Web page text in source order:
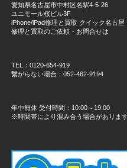
愛知県名古屋市中村区名駅4-5-26
ユニモール桜ビル3F
iPhone/iPad修理と買取 クイック名古屋
修理と買取のご依頼・お問合せは
TEL：0120-654-919
繋がらない場合：052-462-9194
年中無休 受付時間：10:00～19:00
※時間帯により混み合う場合がありま